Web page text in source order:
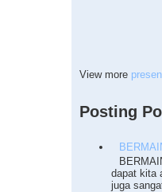
View more
Posting
dapat kita
juga